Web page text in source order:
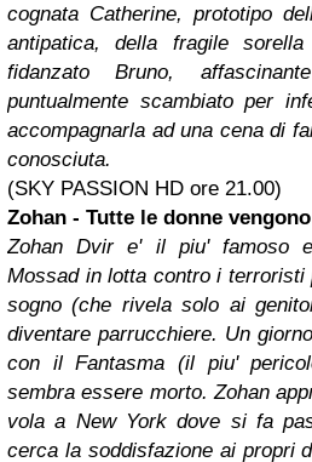
cognata Catherine, prototipo
antipatica, della fragile
fidanzato Bruno,
puntualmente scambiato per
accompagnarla ad una cena di
conosciuta.
(SKY PASSION HD ore 21.00)
Zohan - Tutte le donne
Zohan Dvir e' il piu' famoso
Mossad in lotta contro i terroristi
sogno (che rivela solo ai
diventare parrucchiere. Un
con il Fantasma (il piu'
sembra essere morto. Zohan
vola a New York dove si fa
cerca la soddisfazione ai propri